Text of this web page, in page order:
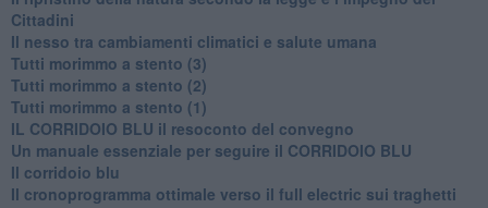
Cittadini
Il nesso tra cambiamenti climatici e salute umana
Tutti morimmo a stento (3)
Tutti morimmo a stento (2)
​Tutti morimmo a stento (1)
IL CORRIDOIO BLU il resoconto del convegno
Un manuale essenziale per seguire il CORRIDOIO BLU
Il corridoio blu
​Il cronoprogramma ottimale verso il full electric sui traghetti